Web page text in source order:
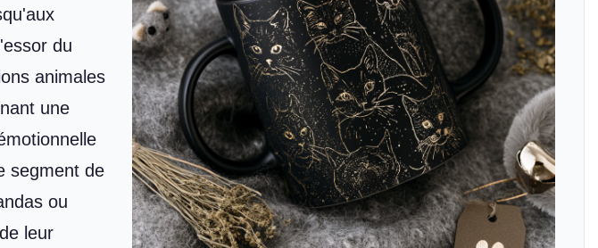
du
animales
une
segment de
ou
leur